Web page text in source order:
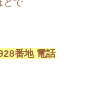
番地 電話